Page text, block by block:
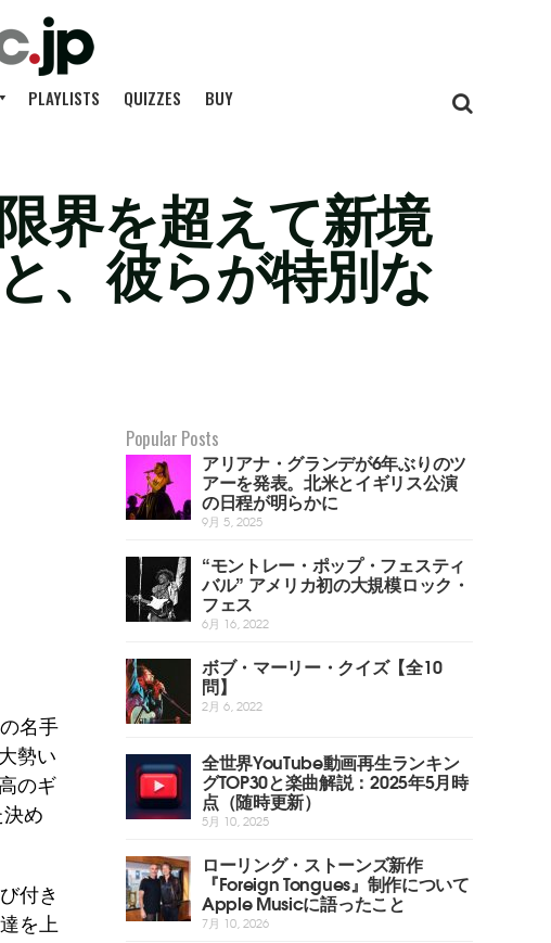
PLAYLISTS QUIZZES BUY
界を超えて新境
、彼らが特別な
名手
勢い
のギ
め
付き
を上
Popular Posts
アリアナ・グランデが6年ぶりのツ
アーを発表。北米とイギリス公演
の日程が明らかに
9月 5, 2025
“モントレー・ポップ・フェスティ
バル” アメリカ初の大規模ロック・
フェス
6月 16, 2022
ボブ・マーリー・クイズ【全10
問】
2月 6, 2022
全世界YouTube動画再生ランキン
グTOP30と楽曲解説：2025年5月時
点（随時更新）
5月 10, 2025
ローリング・ストーンズ新作
『Foreign Tongues』制作について
Apple Musicに語ったこと
7月 10, 2026